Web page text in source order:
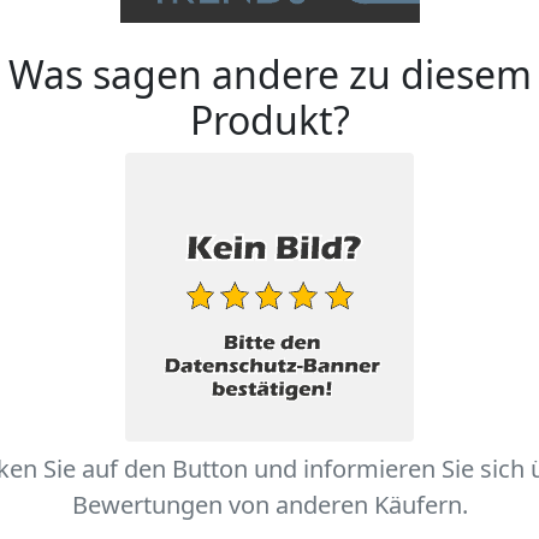
Was sagen andere zu diesem
Produkt?
Sie auf den Button und informieren Sie sich
Bewertungen von anderen Käufern.